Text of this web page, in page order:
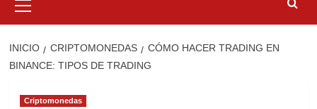
primario
INICIO CRIPTOMONEDAS
CÓMO HACER TRADING EN
BINANCE: TIPOS DE TRADING
Criptomonedas